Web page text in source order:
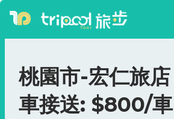
桃園市-宏仁旅
車接送: $800/